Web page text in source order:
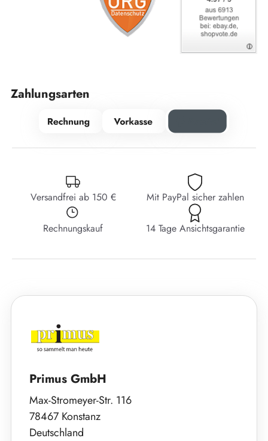
Zahlungsarten
Versandfrei ab 150 € Mit PayPal sicher zahlen
Rechnungskauf 14 Tage Ansichtsgarantie
Primus GmbH
Max-Stromeyer-Str. 116
78467 Konstanz
Deutschland